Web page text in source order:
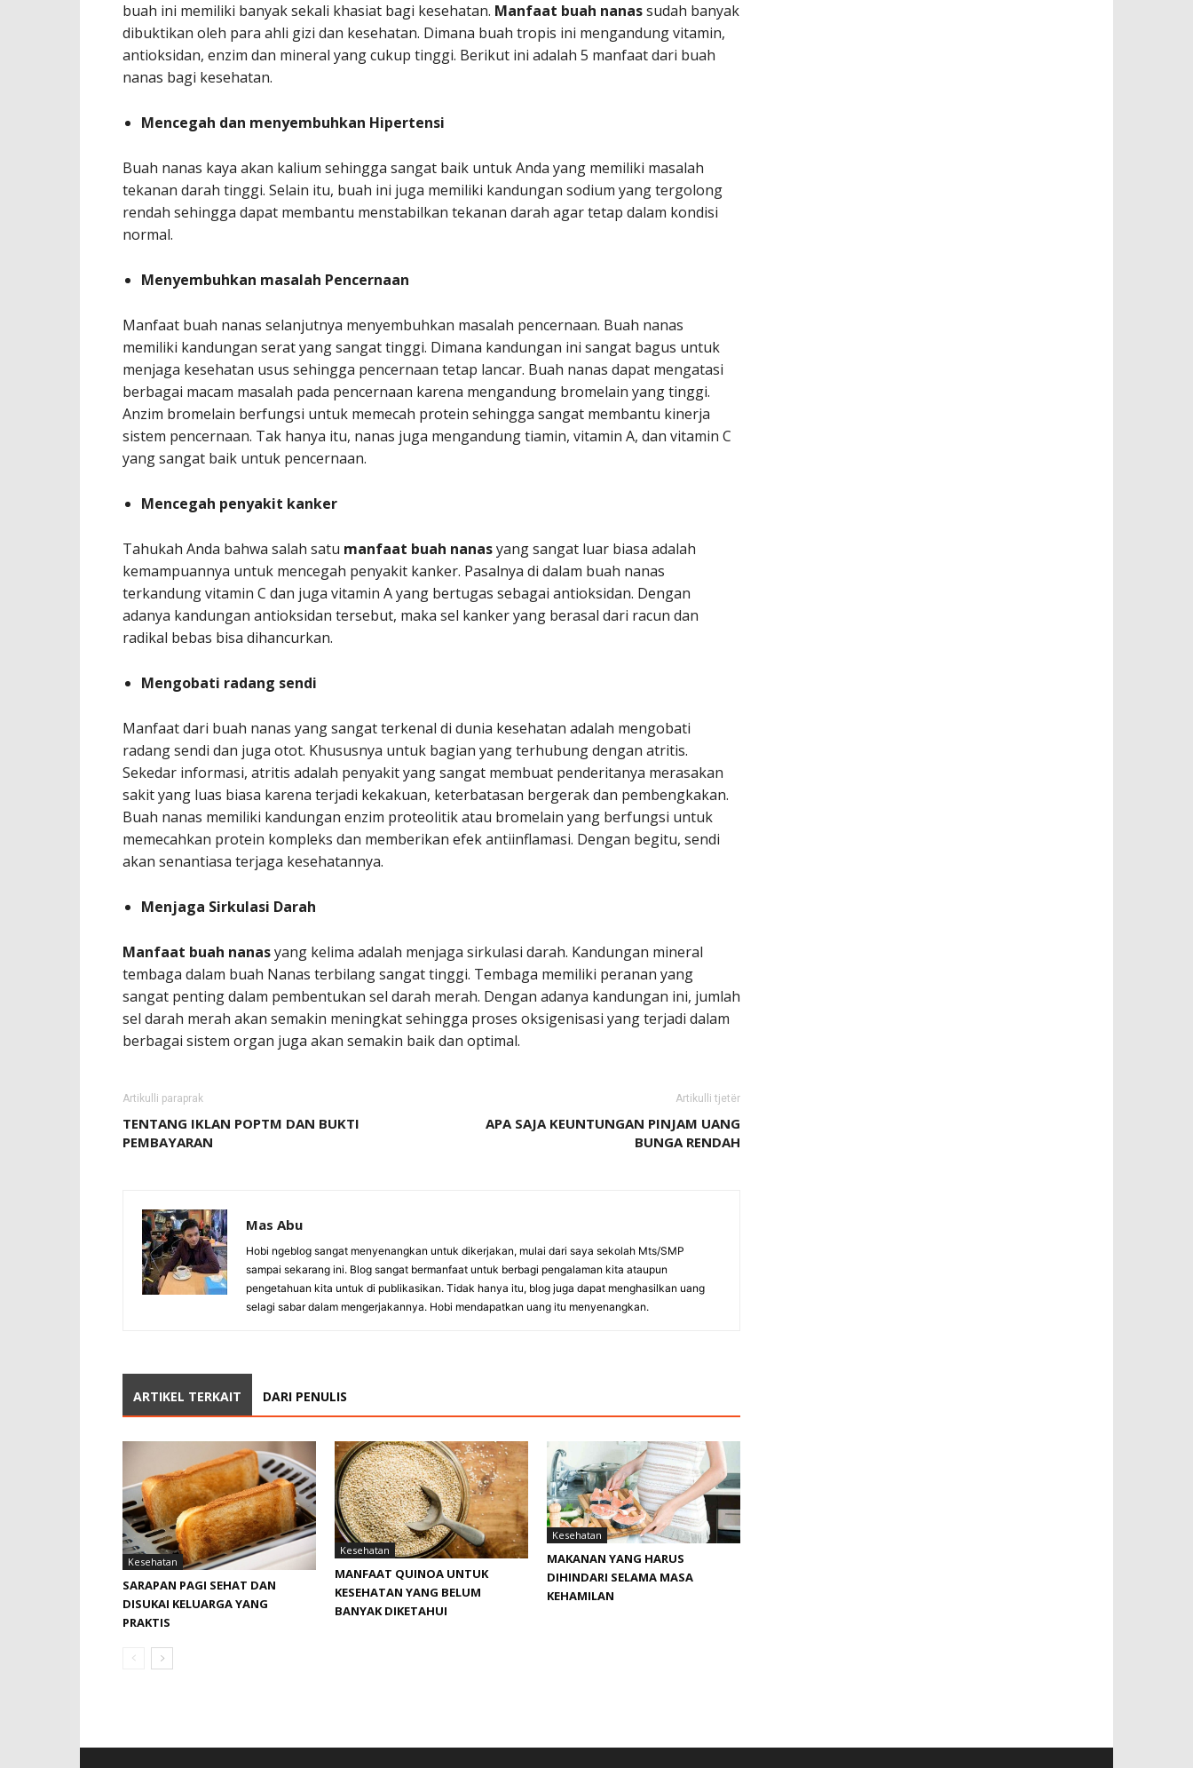
buah ini memiliki banyak sekali khasiat bagi kesehatan. Manfaat buah nanassudah banyak
dibuktikan oleh para ahli gizi dan kesehatan. Dimana buah tropis ini mengandung vitamin,
antioksidan, enzim dan mineral yang cukup tinggi. Berikut ini adalah 5 manfaat dari buah
nanas bagi kesehatan.
Mencegah dan menyembuhkan Hipertensi
Buah nanas kaya akan kalium sehingga sangat baik untuk Anda yang memiliki masalah
tekanan darah tinggi. Selain itu, buah ini juga memiliki kandungan sodium yang tergolong
rendah sehingga dapat membantu menstabilkan tekanan darah agar tetap dalam kondisi
normal.
Menyembuhkan masalah Pencernaan
Manfaat buah nanas selanjutnya menyembuhkan masalah pencernaan. Buah nanas
memiliki kandungan serat yang sangat tinggi. Dimana kandungan ini sangat bagus untuk
menjaga kesehatan usus sehingga pencernaan tetap lancar. Buah nanas dapat mengatasi
berbagai macam masalah pada pencernaan karena mengandung bromelain yang tinggi.
Anzim bromelain berfungsi untuk memecah protein sehingga sangat membantu kinerja
sistem pencernaan. Tak hanya itu, nanas juga mengandung tiamin, vitamin A, dan vitamin C
yang sangat baik untuk pencernaan.
Mencegah penyakit kanker
Tahukah Anda bahwa salah satu manfaat buah nanasyang sangat luar biasa adalah
kemampuannya untuk mencegah penyakit kanker. Pasalnya di dalam buah nanas
terkandung vitamin C dan juga vitamin A yang bertugas sebagai antioksidan. Dengan
adanya kandungan antioksidan tersebut, maka sel kanker yang berasal dari racun dan
radikal bebas bisa dihancurkan.
Mengobati radang sendi
Manfaat dari buah nanas yang sangat terkenal di dunia kesehatan adalah mengobati
radang sendi dan juga otot. Khususnya untuk bagian yang terhubung dengan atritis.
Sekedar informasi, atritis adalah penyakit yang sangat membuat penderitanya merasakan
sakit yang luas biasa karena terjadi kekakuan, keterbatasan bergerak dan pembengkakan.
Buah nanas memiliki kandungan enzim proteolitik atau bromelain yang berfungsi untuk
memecahkan protein kompleks dan memberikan efek antiinflamasi. Dengan begitu, sendi
akan senantiasa terjaga kesehatannya.
Menjaga Sirkulasi Darah
Manfaat buah nanasyang kelima adalah menjaga sirkulasi darah. Kandungan mineral
tembaga dalam buah Nanas terbilang sangat tinggi. Tembaga memiliki peranan yang
sangat penting dalam pembentukan sel darah merah. Dengan adanya kandungan ini, jumlah
sel darah merah akan semakin meningkat sehingga proses oksigenisasi yang terjadi dalam
berbagai sistem organ juga akan semakin baik dan optimal.
Artikulli paraprak
TENTANG IKLAN POPTM DAN BUKTI
PEMBAYARAN
Artikulli tjetër
APA SAJA KEUNTUNGAN PINJAM UANG
BUNGA RENDAH
Mas Abu
Hobi ngeblog sangat menyenangkan untuk dikerjakan, mulai dari saya sekolah Mts/SMP
sampai sekarang ini. Blog sangat bermanfaat untuk berbagi pengalaman kita ataupun
pengetahuan kita untuk di publikasikan. Tidak hanya itu, blog juga dapat menghasilkan uang
selagi sabar dalam mengerjakannya. Hobi mendapatkan uang itu menyenangkan.
ARTIKEL TERKAIT DARI PENULIS
Kesehatan
SARAPAN PAGI SEHAT DAN
DISUKAI KELUARGA YANG
PRAKTIS
Kesehatan
MANFAAT QUINOA UNTUK
KESEHATAN YANG BELUM
BANYAK DIKETAHUI
Kesehatan
MAKANAN YANG HARUS
DIHINDARI SELAMA MASA
KEHAMILAN